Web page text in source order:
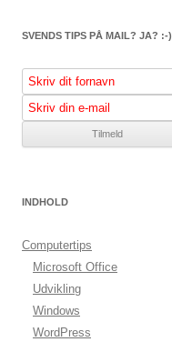
SVENDS TIPS PÅ MAIL? JA? :-)
INDHOLD
Computertips
Microsoft Office
Udvikling
Windows
WordPress